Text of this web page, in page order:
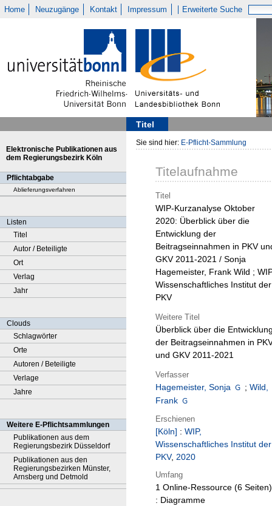
Home Neuzugänge Kontakt Impressum Erweiterte Suche
Titel
Elektronische Publikationen aus
dem Regierungsbezirk Köln
Pflichtabgabe
Ablieferungsverfahren
Listen
Titel
Autor / Beteiligte
Ort
Verlag
Jahr
Clouds
Schlagwörter
Orte
Autoren / Beteiligte
Verlage
Jahre
Weitere E-Pflichtsammlungen
Publikationen aus dem
Regierungsbezirk Düsseldorf
Publikationen aus den
Regierungsbezirken Münster,
Arnsberg und Detmold
Sie sind hier: E-Pflicht-Sammlung
Titelaufnahme
Titel
WIP-Kurzanalyse Oktober
2020: Überblick über die
Entwicklung der
Beitragseinnahmen in PKV
GKV 2011-2021 / Sonja
Hagemeister, Frank Wild ;
Wissenschaftliches Institut der
PKV
Weitere Titel
Überblick über die
der Beitragseinnahmen in
und GKV 2011-2021
Verfasser
Hagemeister, Sonja ; Wild,
Frank
Erschienen
[Köln] : WIP,
Wissenschaftliches Institut der
PKV, 2020
Umfang
1 Online-Ressource (6 Seiten)
: Diagramme